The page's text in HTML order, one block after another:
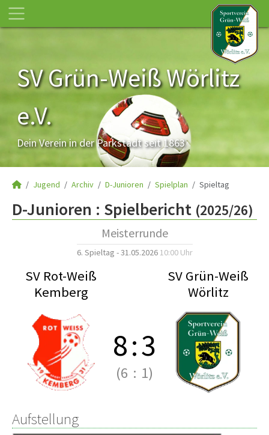
SV Grün-Weiß Wörlitz
e.V.
Dein Verein in der Parkstadt seit 1863
Jugend Archiv D-Junioren Spielplan Spieltag
D-Junioren : Spielbericht (2025/26)
Meisterrunde
6. Spieltag - 31.05.2026 10:00 Uhr
SV Rot-Weiß
Kemberg
SV Grün-Weiß
Wörlitz
8:3
(6 : 1)
Aufstellung